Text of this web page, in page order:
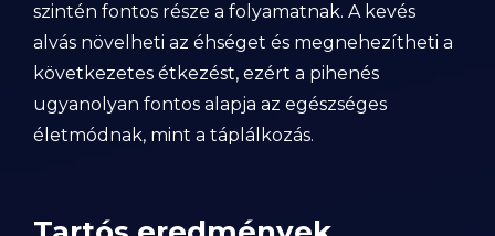
szintén fontos része a folyamatnak. A kevés
alvás növelheti az éhséget és megnehezítheti a
következetes étkezést, ezért a pihenés
ugyanolyan fontos alapja az egészséges
életmódnak, mint a táplálkozás.